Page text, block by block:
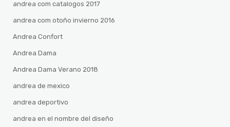
andrea com catalogos 2017
andrea com otoño invierno 2016
Andrea Confort
Andrea Dama
Andrea Dama Verano 2018
andrea de mexico
andrea deportivo
andrea en el nombre del diseño